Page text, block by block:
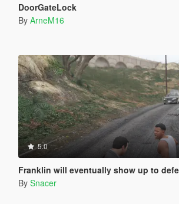
DoorGateLock
By ArneM16
5.0
Franklin will eventually show up to defend his home
By Snacer